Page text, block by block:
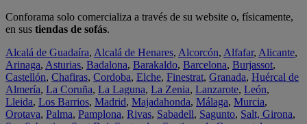
Conforama solo comercializa a través de su website o, físicamente,
en sus tiendas de sofás.
Alcalá de Guadaíra, Alcalá de Henares, Alcorcón, Alfafar, Alicante,
Arinaga, Asturias, Badalona, Barakaldo, Barcelona, Burjassot,
Castellón, Chafiras, Cordoba, Elche, Finestrat, Granada, Huércal de
Almería, La Coruña, La Laguna, La Zenia, Lanzarote, León,
Lleida, Los Barrios, Madrid, Majadahonda, Málaga, Murcia,
Orotava, Palma, Pamplona, Rivas, Sabadell, Sagunto, Salt, Girona,